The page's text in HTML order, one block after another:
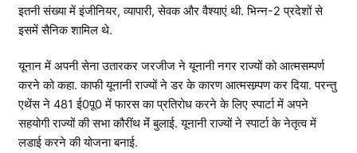
इतनी संख्या में इंजीनियर, व्यापारी, सेवक और वैश्याएं थी. भिन्न-2 प्रदेशों से
इसमें सैनिक शामिल थे.
यूनान में अपनी सेना उतारकर जरजीज ने यूनानी नगर राज्यों को आत्मसम्पर्ण
करने को कहा. काफी यूनानी राज्यों ने डर के कारण आत्मसम्र्पण कर दिया. परन्तु
एथेंस ने 481 ई0पू0 में फारस का प्रतिरोध करने के लिए स्पार्टा में अपने
सहयोगी राज्यों की सभा कौरींथ मेंं बुलाई. यूनानी राज्यों ने स्पार्टा के नेतृत्व में
लडाई करने की योजना बनाई.